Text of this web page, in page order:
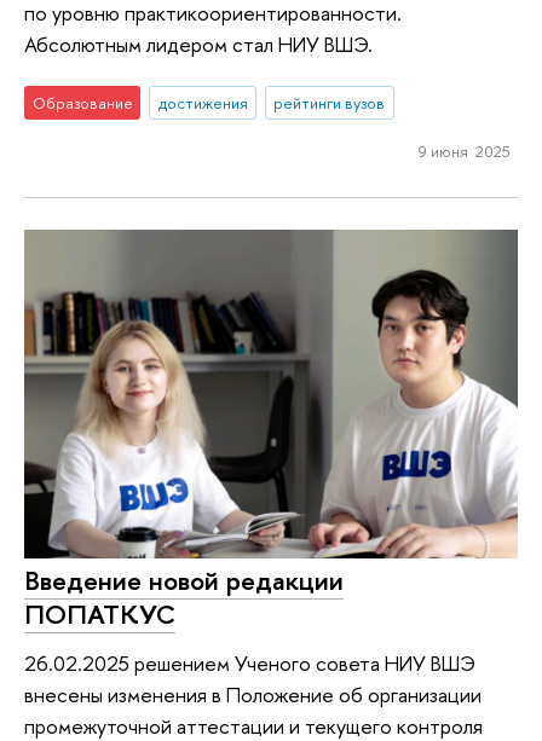
по уровню практикоориентированности.
Абсолютным лидером стал НИУ ВШЭ.
Образование достижения рейтинги вузов
9 июня 2025
Введение новой редакции
ПОПАТКУС
26.02.2025 решением Ученого совета НИУ ВШЭ
внесены изменения в Положение об организации
промежуточной аттестации и текущего контроля